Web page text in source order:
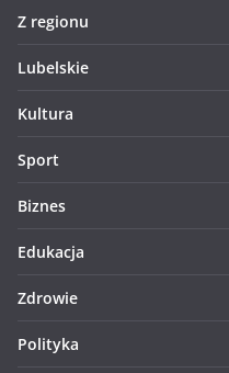
Z regionu
Lubelskie
Kultura
Sport
Biznes
Edukacja
Zdrowie
Polityka